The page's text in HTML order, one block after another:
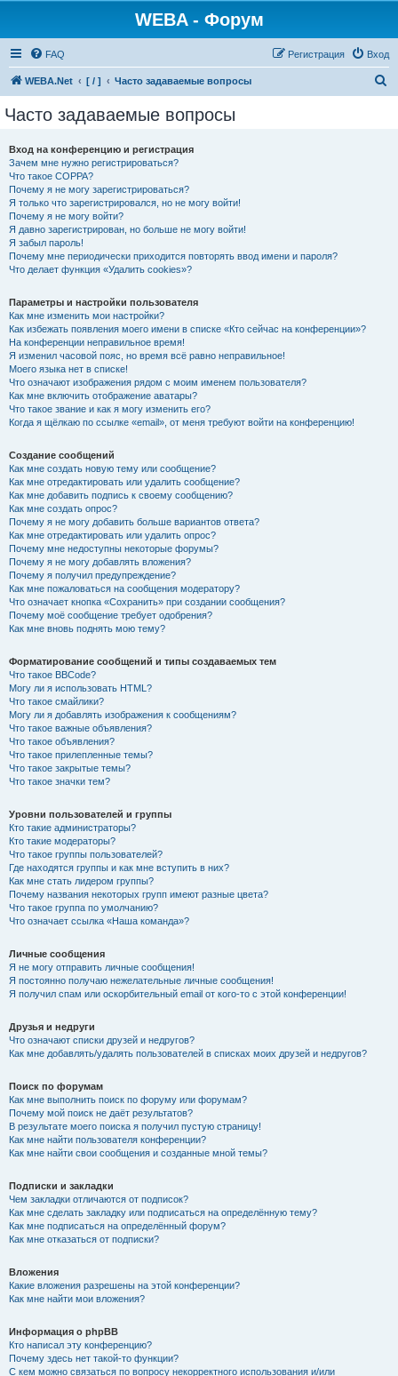
WEBA - Форум
FAQ Вход
Регистрация
WEBA.Net [ / ] Часто задаваемые вопросы
Часто задаваемые вопросы
Вход на конференцию и регистрация
Зачем мне нужно регистрироваться?
Что такое COPPA?
Почему я не могу зарегистрироваться?
Я только что зарегистрировался, но не могу войти!
Почему я не могу войти?
Я давно зарегистрирован, но больше не могу войти!
Я забыл пароль!
Почему мне периодически приходится повторять ввод имени и пароля?
Что делает функция «Удалить cookies»?
Параметры и настройки пользователя
Как мне изменить мои настройки?
Как избежать появления моего имени в списке «Кто сейчас на конференции»?
На конференции неправильное время!
Я изменил часовой пояс, но время всё равно неправильное!
Моего языка нет в списке!
Что означают изображения рядом с моим именем пользователя?
Как мне включить отображение аватары?
Что такое звание и как я могу изменить его?
Когда я щёлкаю по ссылке «email», от меня требуют войти на конференцию!
Создание сообщений
Как мне создать новую тему или сообщение?
Как мне отредактировать или удалить сообщение?
Как мне добавить подпись к своему сообщению?
Как мне создать опрос?
Почему я не могу добавить больше вариантов ответа?
Как мне отредактировать или удалить опрос?
Почему мне недоступны некоторые форумы?
Почему я не могу добавлять вложения?
Почему я получил предупреждение?
Как мне пожаловаться на сообщения модератору?
Что означает кнопка «Сохранить» при создании сообщения?
Почему моё сообщение требует одобрения?
Как мне вновь поднять мою тему?
Форматирование сообщений и типы создаваемых тем
Что такое BBCode?
Могу ли я использовать HTML?
Что такое смайлики?
Могу ли я добавлять изображения к сообщениям?
Что такое важные объявления?
Что такое объявления?
Что такое прилепленные темы?
Что такое закрытые темы?
Что такое значки тем?
Уровни пользователей и группы
Кто такие администраторы?
Кто такие модераторы?
Что такое группы пользователей?
Где находятся группы и как мне вступить в них?
Как мне стать лидером группы?
Почему названия некоторых групп имеют разные цвета?
Что такое группа по умолчанию?
Что означает ссылка «Наша команда»?
Личные сообщения
Я не могу отправить личные сообщения!
Я постоянно получаю нежелательные личные сообщения!
Я получил спам или оскорбительный email от кого-то с этой конференции!
Друзья и недруги
Что означают списки друзей и недругов?
Как мне добавлять/удалять пользователей в списках моих друзей и недругов?
Поиск по форумам
Как мне выполнить поиск по форуму или форумам?
Почему мой поиск не даёт результатов?
В результате моего поиска я получил пустую страницу!
Как мне найти пользователя конференции?
Как мне найти свои сообщения и созданные мной темы?
Подписки и закладки
Чем закладки отличаются от подписок?
Как мне сделать закладку или подписаться на определённую тему?
Как мне подписаться на определённый форум?
Как мне отказаться от подписки?
Вложения
Какие вложения разрешены на этой конференции?
Как мне найти мои вложения?
Информация о phpBB
Кто написал эту конференцию?
Почему здесь нет такой-то функции?
С кем можно связаться по вопросу некорректного использования и/или